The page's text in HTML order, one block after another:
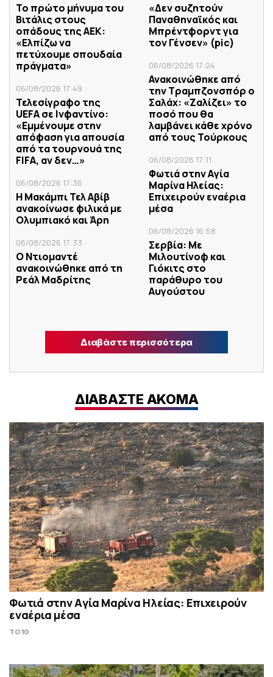
Το πρώτο μήνυμα του
Βιτάλις στους
οπάδους της ΑΕΚ:
«Ελπίζω να
πετύχουμε σπουδαία
πράγματα»
06/08/2026 17:49
Τελεσίγραφο της
UEFA σε Ινφαντίνο:
«Εμμένουμε στην
απόφαση για απουσία
από τα τουρνουά της
FIFA, αν δεν…»
06/08/2026 17:36
Η Μακάμπι Τελ Αβίβ
ανακοίνωσε φιλικά με
Ολυμπιακό και Άρη
06/08/2026 17:33
Ο Ντιομαντέ
ανακοινώθηκε από τη
Ρεάλ Μαδρίτης
«Δεν συζητούν
Παναθηναϊκός και
Μπρέντφορντ για
τον Γένσεν» (pic)
06/08/2026 17:24
Ανακοινώθηκε από
την Τραμπζονσπόρ ο
Σαλάχ: «Ζαλίζει» το
ποσό που θα
λαμβάνει κάθε χρόνο
από τους Τούρκους
06/08/2026 17:11
Φωτιά στην Aγία
Μαρίνα Ηλείας:
Επιχειρούν εναέρια
μέσα
06/08/2026 16:58
Σερβία: Με
Μιλουτίνοφ και
Γιόκιτς στο
παράθυρο του
Αυγούστου
Διαβάστε περισσότερα
ΔΙΑΒΑΣΤΕ ΑΚΟΜΑ
Φωτιά στην Aγία Μαρίνα Ηλείας: Επιχειρούν
εναέρια μέσα
TO10